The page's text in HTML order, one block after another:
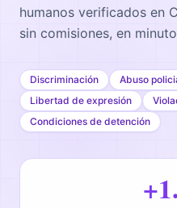
humanos verificados en
sin comisiones, en
Discriminación
Abuso
Libertad de expresión
Condiciones de detención